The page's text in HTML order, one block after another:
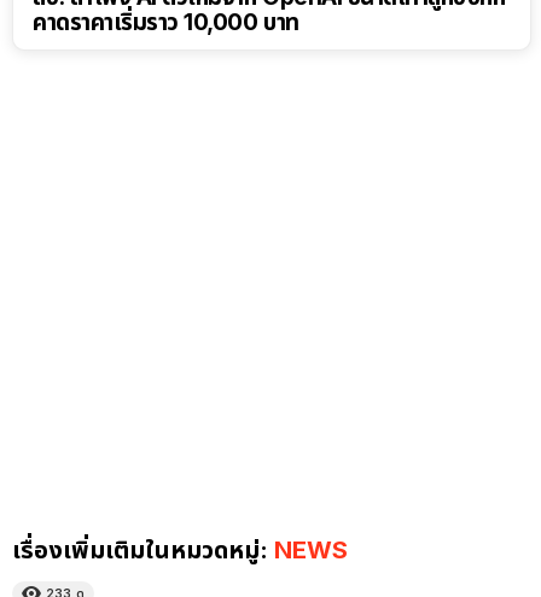
คาดราคาเริ่มราว 10,000 บาท
เรื่องเพิ่มเติมในหมวดหมู่: NEWS
233 ดู